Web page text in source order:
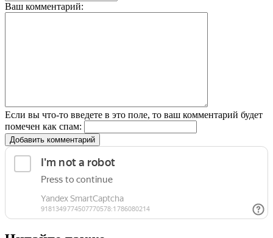
Ваш комментарий:
Если вы что-то введете в это поле, то ваш комментарий будет
помечен как спам:
Добавить комментарий